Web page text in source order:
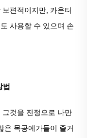
편적이지만, 카운터
사용할 수 있으며 손
법
것을 진정으로 나만
은 목공예가들이 즐거